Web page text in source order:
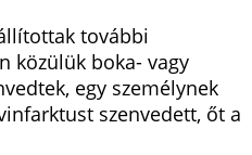
további
közülük boka- vagy
egy személynek
szenvedett, őt a